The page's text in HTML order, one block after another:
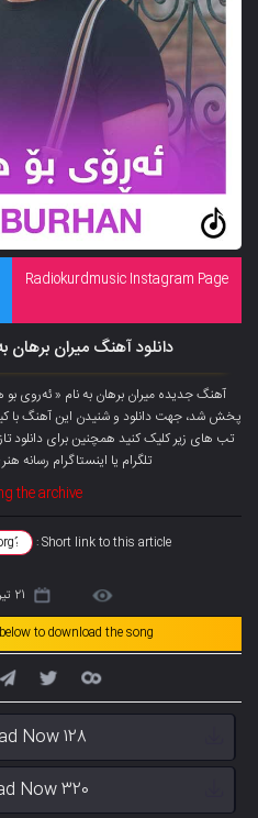
Radiokurdmusic Instagram Page
دانلود آهنگ میران برهان
آهنگ جدیده میران برهان به نام « ئەروی
تب های زیر کلیک کنید همچنین برای دانلود
تلگرام یا اینستاگرام رسانه
the archive
Short link to this article :
21 تیر 1400
to download the song
Now 128
Now 320